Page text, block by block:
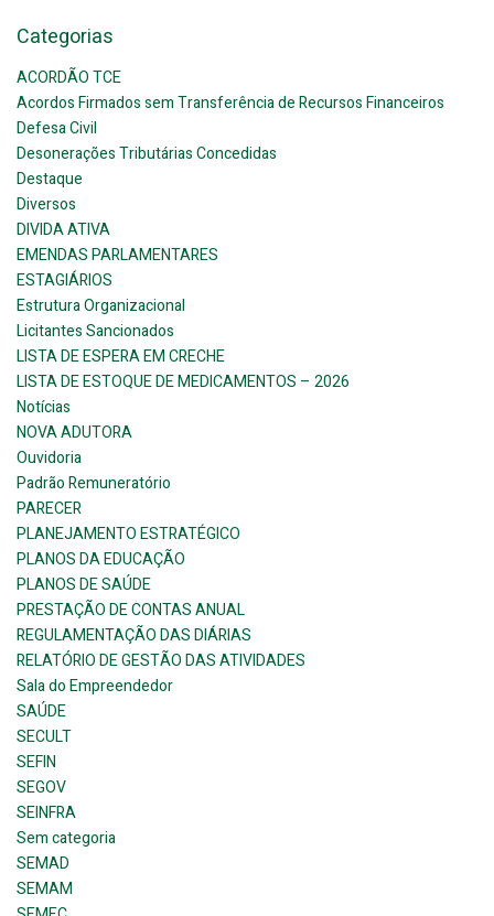
Categorias
ACORDÃO TCE
Acordos Firmados sem Transferência de Recursos Financeiros
Defesa Civil
Desonerações Tributárias Concedidas
Destaque
Diversos
DIVIDA ATIVA
EMENDAS PARLAMENTARES
ESTAGIÁRIOS
Estrutura Organizacional
Licitantes Sancionados
LISTA DE ESPERA EM CRECHE
LISTA DE ESTOQUE DE MEDICAMENTOS – 2026
Notícias
NOVA ADUTORA
Ouvidoria
Padrão Remuneratório
PARECER
PLANEJAMENTO ESTRATÉGICO
PLANOS DA EDUCAÇÃO
PLANOS DE SAÚDE
PRESTAÇÃO DE CONTAS ANUAL
REGULAMENTAÇÃO DAS DIÁRIAS
RELATÓRIO DE GESTÃO DAS ATIVIDADES
Sala do Empreendedor
SAÚDE
SECULT
SEFIN
SEGOV
SEINFRA
Sem categoria
SEMAD
SEMAM